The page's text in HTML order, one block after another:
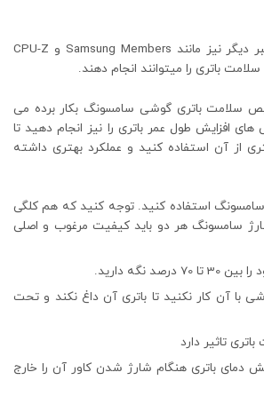
البته نرم افزار های معتبر دیگر نیز مانند Samsung Members و CPU-Z
باتری را میتوانند انجام دهند.
سلامت باتری گوشی سامسونگ بکار برده می
افزایش طول عمر باتری را نیز انجام دهید تا
از آن استفاده کنید و عملکرد بهتری داشته
سامسونگ استفاده کنید. توجه کنید که هم کلگی
سامسونگ هر دو باید کیفیت مرغوب و اصلی
نگه دارید.
آن کار نکنید تا باتری آن داغ نکند و تحت
تاثیر دارد
دمای باتری هنگام شارژ شدن کاور آن را خارج